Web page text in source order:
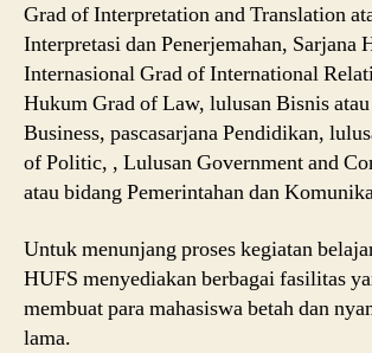
Grad of Interpretation and Translation
Interpretasi dan Penerjemahan, Sarjana
Internasional Grad of International
Hukum Grad of Law, lulusan Bisnis
Business, pascasarjana Pendidikan,
of Politic, , Lulusan Government and
atau bidang Pemerintahan dan
Untuk menunjang proses kegiatan
HUFS menyediakan berbagai fasilitas
membuat para mahasiswa betah dan
lama.